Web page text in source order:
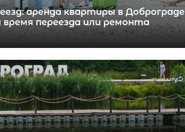
аренда квартиры в Доброграде
переезда или ремонта